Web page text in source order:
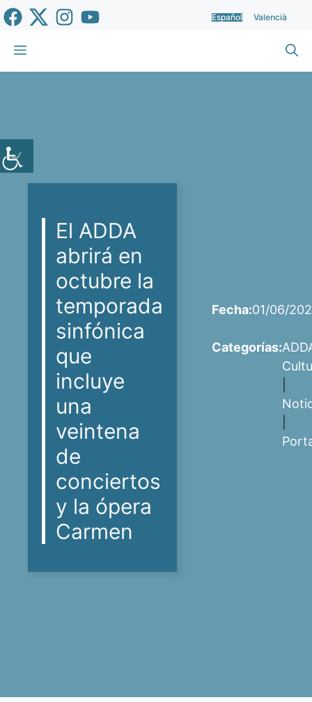
Saltar
al
contenido
Español Valencià
Menú
El ADDA
abrirá en
octubre la
temporada
sinfónica
que
incluye
una
veintena
de
conciertos
y la ópera
Carmen
Fecha:01/06/
Categorías: